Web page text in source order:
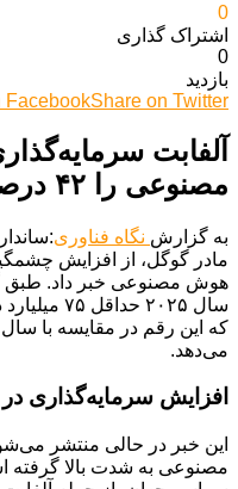
0
اشتراک گذاری‌
0
بازدید
FacebookShare on Twitter
آلفابت
مصنوعی را ۴۲ درصد افزایش می‌دهد
به گزارش نگاه فناوری
مادر گوگل، از افزایش
هوش مصنوعی خبر داد. طبق
سال ۲۰۲۵
می‌دهد.
افزایش سرمایه‌گذاری
این خبر در حالی منتشر
مصنوعی به شدت بالا